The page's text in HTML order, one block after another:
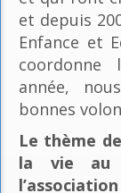
et depuis
Enfance et
coordonne
année,
bonnes
Le thème
la vie au